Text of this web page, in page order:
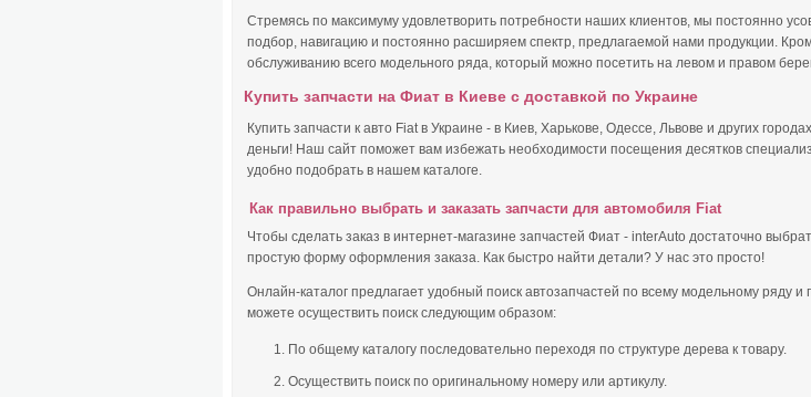
Стремясь по максимуму удовлетворить потребности наших клиентов, мы постоянно
подбор, навигацию и постоянно расширяем спектр, предлагаемой нами продукции.
обслуживанию всего модельного ряда, который можно посетить на левом и правом
Купить запчасти на Фиат в Киеве с доставкой по Украине
Купить запчасти к авто Fiat в Украине - в Киев, Харькове, Одессе, Львове и других
деньги! Наш сайт поможет вам избежать необходимости посещения десятков
удобно подобрать в нашем каталоге.
Как правильно выбрать и заказать запчасти для автомобиля Fiat
Чтобы сделать заказ в интернет-магазине запчастей Фиат - interAuto достаточно
простую форму оформления заказа. Как быстро найти детали? У нас это просто!
Онлайн-каталог предлагает удобный поиск автозапчастей по всему модельному ряду
можете осуществить поиск следующим образом:
По общему каталогу последовательно переходя по структуре дерева к товару.
Осуществить поиск по оригинальному номеру или артикулу.